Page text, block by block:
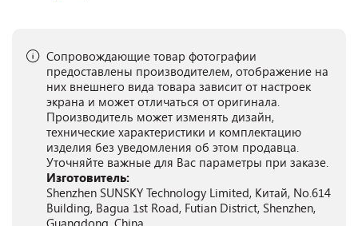
Сопровождающие товар фотографии
предоставлены производителем, отображение на
них внешнего вида товара зависит от настроек
экрана и может отличаться от оригинала.
Производитель может изменять дизайн,
технические характеристики и комплектацию
изделия без уведомления об этом продавца.
Уточняйте важные для Вас параметры при заказе.
Изготовитель:
Shenzhen SUNSKY Technology Limited, Китай, No.614
Building, Bagua 1st Road, Futian District, Shenzhen,
Guangdong, China